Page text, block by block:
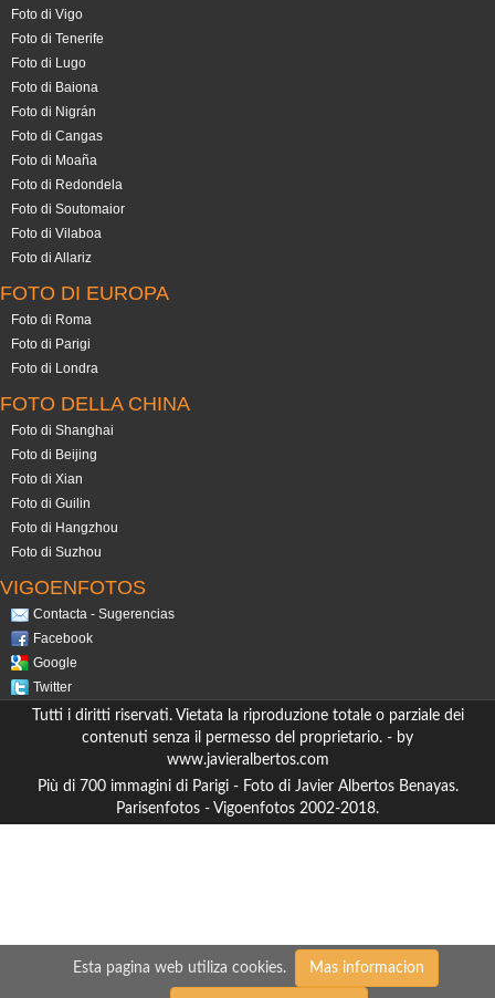
Foto di Vigo
Foto di Tenerife
Foto di Lugo
Foto di Baiona
Foto di Nigrán
Foto di Cangas
Foto di Moaña
Foto di Redondela
Foto di Soutomaior
Foto di Vilaboa
Foto di Allariz
FOTO DI EUROPA
Foto di Roma
Foto di Parigi
Foto di Londra
FOTO DELLA CHINA
Foto di Shanghai
Foto di Beijing
Foto di Xian
Foto di Guilin
Foto di Hangzhou
Foto di Suzhou
VIGOENFOTOS
Contacta - Sugerencias
Facebook
Google
Twitter
Tutti i diritti riservati. Vietata la riproduzione totale o parziale dei
contenuti senza il permesso del proprietario. - by
www.javieralbertos.com
Più di 700 immagini di Parigi - Foto di Javier Albertos Benayas.
Parisenfotos - Vigoenfotos 2002-2018.
Esta pagina web utiliza cookies. Mas informacion